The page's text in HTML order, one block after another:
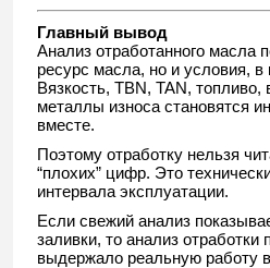
Главный вывод
Анализ отработанного масла
ресурс масла, но и условия, в
Вязкость, TBN, TAN, топливо,
металлы износа становятся
вместе.
Поэтому отработку нельзя
“плохих” цифр. Это
интервала эксплуатации.
Если свежий анализ
заливки, то анализ отработки
выдержало реальную работу